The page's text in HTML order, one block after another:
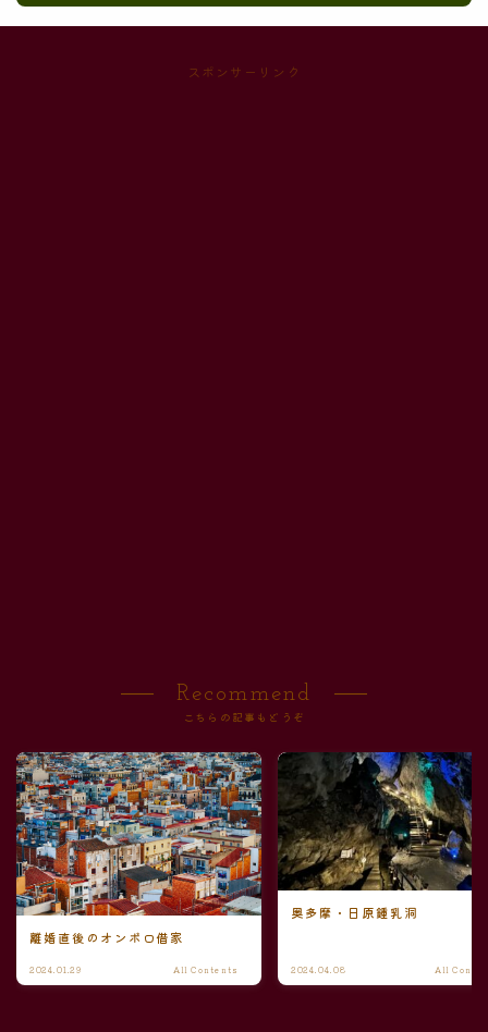
スポンサーリンク
Recommend
こちらの記事もどうぞ
離婚直後のオンボロ借家
2024.01.29 All Contents
奥多摩・日原鍾乳洞
2024.04.08 All